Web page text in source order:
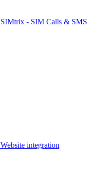
SIMtrix - SIM Calls & SMS
Website integration